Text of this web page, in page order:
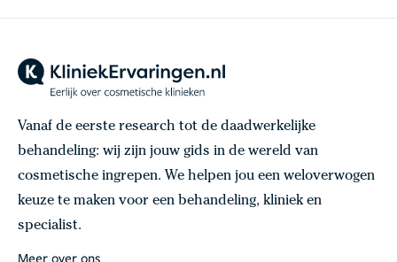
Vanaf de eerste research tot de daadwerkelijke
behandeling: wij zijn jouw gids in de wereld van
cosmetische ingrepen. We helpen jou een weloverwogen
keuze te maken voor een behandeling, kliniek en
specialist.
Meer over ons